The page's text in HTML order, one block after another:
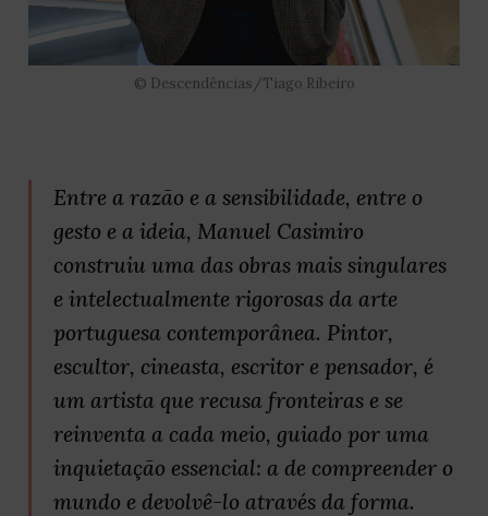
© Descendências/Tiago Ribeiro
Entre a razão e a sensibilidade, entre o
gesto e a ideia, Manuel Casimiro
construiu uma das obras mais singulares
e intelectualmente rigorosas da arte
portuguesa contemporânea. Pintor,
escultor, cineasta, escritor e pensador, é
um artista que recusa fronteiras e se
reinventa a cada meio, guiado por uma
inquietação essencial: a de compreender o
mundo e devolvê-lo através da forma.